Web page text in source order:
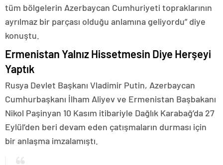
tüm bölgelerin Azerbaycan Cumhuriyeti topraklarının
ayrılmaz bir parçası olduğu anlamına geliyordu” diye
konuştu.
Ermenistan Yalnız Hissetmesin Diye Herşeyi
Yaptık
Rusya Devlet Başkanı Vladimir Putin, Azerbaycan
Cumhurbaşkanı İlham Aliyev ve Ermenistan Başbakanı
Nikol Paşinyan 10 Kasım itibariyle Dağlık Karabağ’da 27
Eylül’den beri devam eden çatışmaların durması için
bir anlaşma imzalamıştı.